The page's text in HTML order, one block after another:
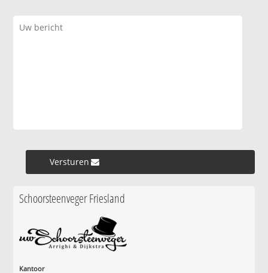
Versturen »
Schoorsteenveger Friesland
Kantoor